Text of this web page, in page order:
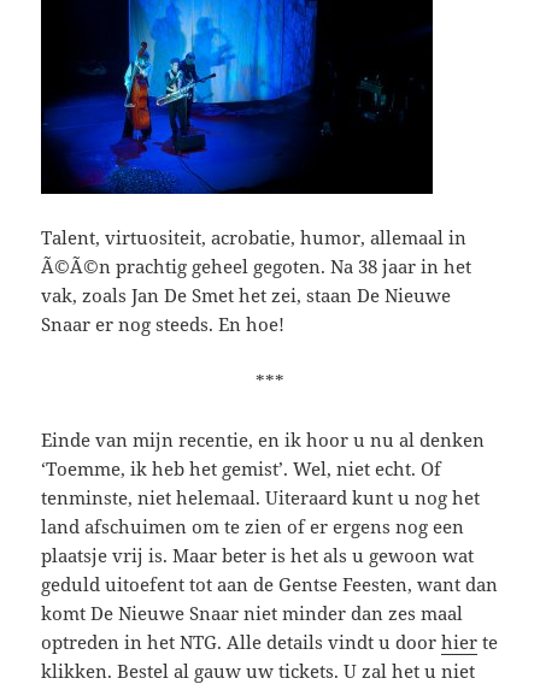
Talent, virtuositeit, acrobatie, humor, allemaal in
Ã©Ã©n prachtig geheel gegoten. Na 38 jaar in het
vak, zoals Jan De Smet het zei, staan De Nieuwe
Snaar er nog steeds. En hoe!
***
Einde van mijn recentie, en ik hoor u nu al denken
‘Toemme, ik heb het gemist’. Wel, niet echt. Of
tenminste, niet helemaal. Uiteraard kunt u nog het
land afschuimen om te zien of er ergens nog een
plaatsje vrij is. Maar beter is het als u gewoon wat
geduld uitoefent tot aan de Gentse Feesten, want dan
komt De Nieuwe Snaar niet minder dan zes maal
optreden in het NTG. Alle details vindt u doorhier te
klikken. Bestel al gauw uw tickets. U zal het u niet